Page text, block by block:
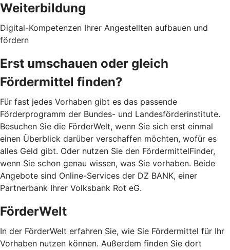
Weiterbildung
Digital-Kompetenzen Ihrer Angestellten aufbauen und
fördern
Erst umschauen oder gleich
Fördermittel finden?
Für fast jedes Vorhaben gibt es das passende
Förderprogramm der Bundes- und Landesförderinstitute.
Besuchen Sie die FörderWelt, wenn Sie sich erst einmal
einen Überblick darüber verschaffen möchten, wofür es
alles Geld gibt. Oder nutzen Sie den FördermittelFinder,
wenn Sie schon genau wissen, was Sie vorhaben. Beide
Angebote sind Online-Services der DZ BANK, einer
Partnerbank Ihrer Volksbank Rot eG.
FörderWelt
In der FörderWelt erfahren Sie, wie Sie Fördermittel für Ihr
Vorhaben nutzen können. Außerdem finden Sie dort